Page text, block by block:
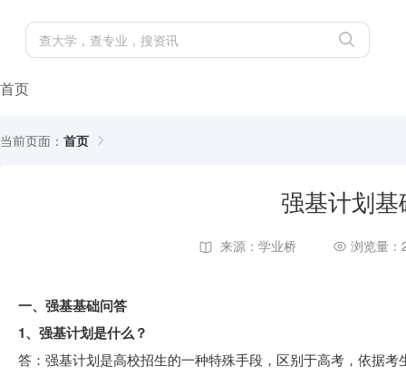
首页
当前页面： 首页
强基计划
来源：学业桥 浏览量：
一、强基基础问答
1、强基计划是什么？
答：强基计划是高校招生的一种特殊手段，区别于高考，依据